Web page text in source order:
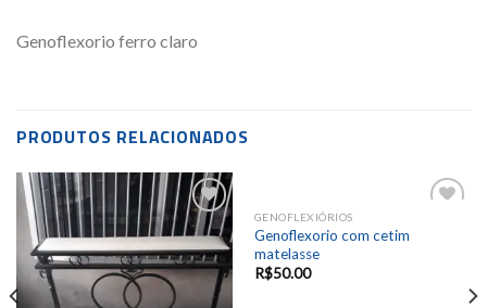
Genoflexorio ferro claro
PRODUTOS RELACIONADOS
Add to
wishlist
GENOFLEXIÓRIOS
Genoflexorio com cetim
matelasse
R$50.00